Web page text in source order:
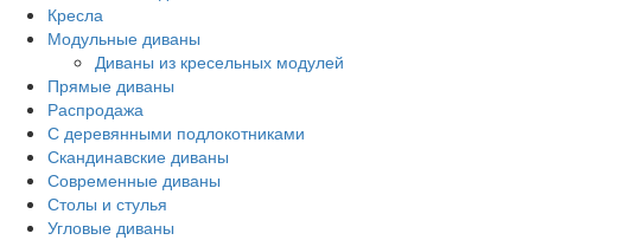
Кресла
Модульные диваны
Диваны из кресельных модулей
Прямые диваны
Распродажа
С деревянными подлокотниками
Скандинавские диваны
Современные диваны
Столы и стулья
Угловые диваны